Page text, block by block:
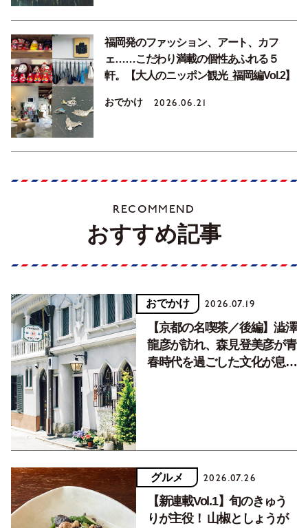
福岡発のファッション、アート、カフ
ェ……こだわり満載の個性あふれる５
軒。【大人のニッポン観光_福岡編Vol.2】
おでかけ 2026.06.21
RECOMMEND
おすすめ記事
おでかけ 2026.07.19
【京都の名喫茶／後編】澁澤
龍彦が訪れ、森見登美彦が青
春時代を過ごした文化が息づ
グルメ 2026.07.26
【新連載Vol.1】旬のきゅう
りが主役！ 山椒としょうが